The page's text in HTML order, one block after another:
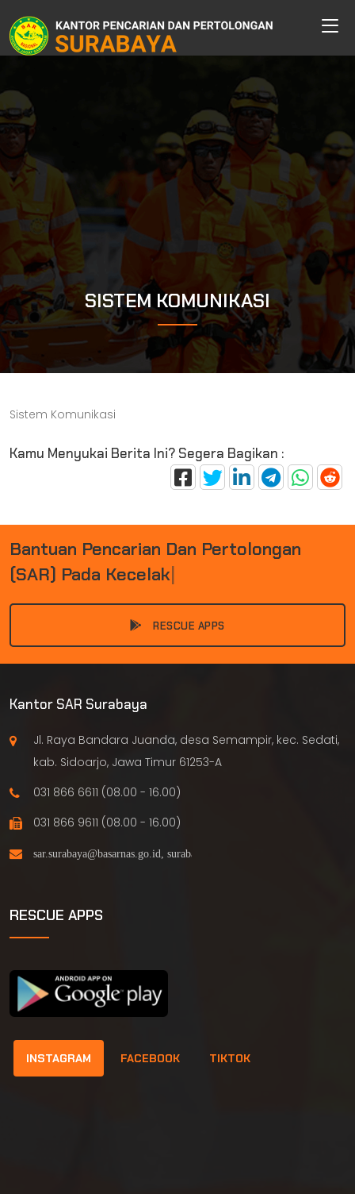
SISTEM KOMUNIKASI
Sistem Komunikasi
Kamu Menyukai Berita Ini? Segera Bagikan :
BANTUAN PENCARIAN DAN PERTOLONGAN
(SAR) PADA KECELAK
RESCUE APPS
Kantor SAR Surabaya
Jl. Raya Bandara Juanda, desa Semampir, kec. Sedati,
kab. Sidoarjo, Jawa Timur 61253-A
031 866 6611 (08.00 - 16.00)
031 866 9611 (08.00 - 16.00)
RESCUE APPS
INSTAGRAM FACEBOOK TIKTOK